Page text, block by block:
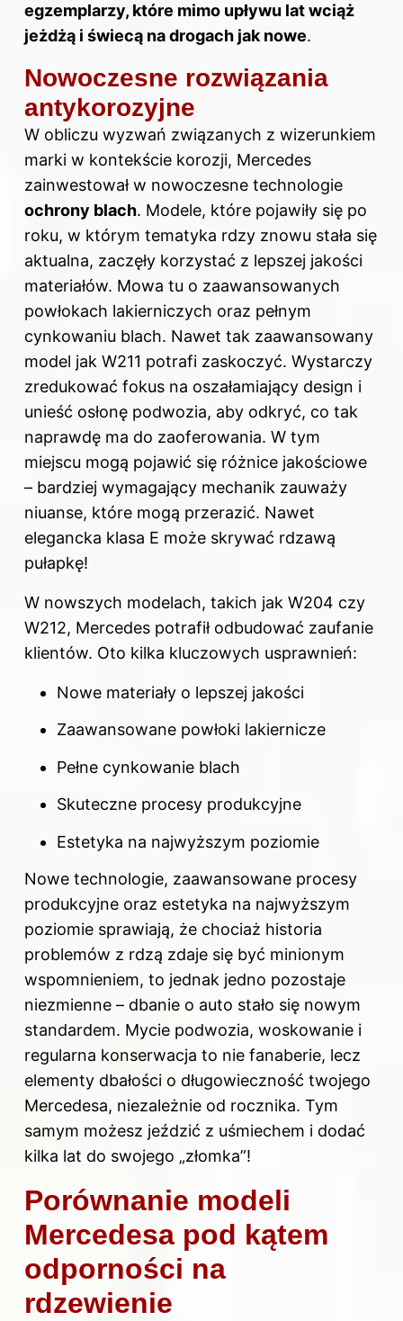
egzemplarzy, które mimo upływu lat wciąż
jeżdżą i świecą na drogach jak nowe.
Nowoczesne rozwiązania
antykorozyjne
W obliczu wyzwań związanych z wizerunkiem
marki w kontekście korozji, Mercedes
zainwestował w nowoczesne technologie
ochrony blach. Modele, które pojawiły się po
roku, w którym tematyka rdzy znowu stała się
aktualna, zaczęły korzystać z lepszej jakości
materiałów. Mowa tu o zaawansowanych
powłokach lakierniczych oraz pełnym
cynkowaniu blach. Nawet tak zaawansowany
model jak W211 potrafi zaskoczyć. Wystarczy
zredukować fokus na oszałamiający design i
unieść osłonę podwozia, aby odkryć, co tak
naprawdę ma do zaoferowania. W tym
miejscu mogą pojawić się różnice jakościowe
– bardziej wymagający mechanik zauważy
niuanse, które mogą przerazić. Nawet
elegancka klasa E może skrywać rdzawą
pułapkę!
W nowszych modelach, takich jak W204 czy
W212, Mercedes potrafił odbudować zaufanie
klientów. Oto kilka kluczowych usprawnień:
Nowe materiały o lepszej jakości
Zaawansowane powłoki lakiernicze
Pełne cynkowanie blach
Skuteczne procesy produkcyjne
Estetyka na najwyższym poziomie
Nowe technologie, zaawansowane procesy
produkcyjne oraz estetyka na najwyższym
poziomie sprawiają, że chociaż historia
problemów z rdzą zdaje się być minionym
wspomnieniem, to jednak jedno pozostaje
niezmienne – dbanie o auto stało się nowym
standardem. Mycie podwozia, woskowanie i
regularna konserwacja to nie fanaberie, lecz
elementy dbałości o długowieczność twojego
Mercedesa, niezależnie od rocznika. Tym
samym możesz jeździć z uśmiechem i dodać
kilka lat do swojego „złomka”!
Porównanie modeli
Mercedesa pod kątem
odporności na
rdzewienie